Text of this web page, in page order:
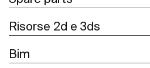
Risorse 2d e 3ds
Bim